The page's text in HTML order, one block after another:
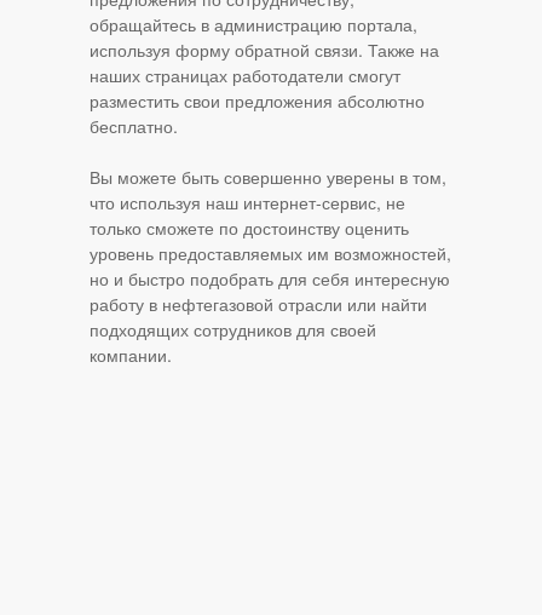
обращайтесь в администрацию портала,
используя форму обратной связи. Также на
наших страницах работодатели смогут
разместить свои предложения абсолютно
бесплатно.
Вы можете быть совершенно уверены в том,
что используя наш интернет-сервис, не
только сможете по достоинству оценить
уровень предоставляемых им возможностей,
но и быстро подобрать для себя интересную
работу в нефтегазовой отрасли или найти
подходящих сотрудников для своей
компании.